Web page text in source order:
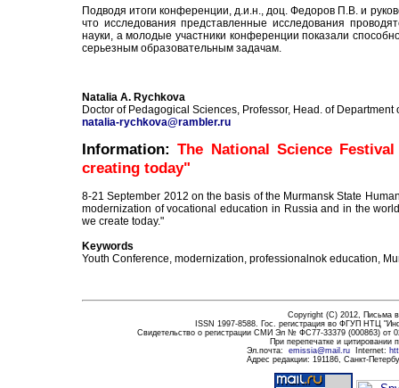
Подводя итоги конференции, д.и.н., доц. Федоров П.В. и
что исследования представленные исследования
науки, а молодые участники конференции показали
серьезным образовательным задачам.
Natalia A. Rychkova
Doctor of Pedagogical Sciences, Professor, Head. of Department
natalia-rychkova@rambler.ru
Information:The National Science
creating today"
8-21 September 2012 on the basis of the Murmansk State
modernization of vocational education in Russia and in the
we create today."
Keywords
Youth Conference, modernization, professionalnok education,
Copyright (C) 2012, Письма
ISSN 1997-8588. Гос. регистрация во ФГУП НТЦ
Свидетельство о регистрации СМИ Эл № ФС77-33379 (000863) от
При перепечатке и
Эл.почта: emissia@mail.ru Internet:
Адрес редакции: 191186, Санкт-